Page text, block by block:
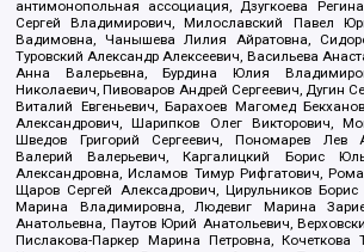
антимонопольная ассоциация, Дзугкоева
Сергей Владимирович, Милославский Павел
Вадимовна, Чанышева Лилия Айратовна,
Туровский Александр Алексеевич, Васильева
Анна Валерьевна, Бурдина Юлия
Николаевич, Пивоваров Андрей Сергеевич, Дугин
Виталий Евгеньевич, Барахоев Магомед
Александрович, Шарипков Олег Викторович,
Шведов Григорий Сергеевич, Пономарев Лев
Валерий Валерьевич, Каргалицкий Борис
Александровна, Исламов Тимур Рифгатович,
Щаров Сергей Алексадрович, Цирульников Борис
Марина Владимировна, Людевиг Марина
Анатольевна, Паутов Юрий Анатольевич,
Пислакова-Паркер Марина Петровна, Кочеткова